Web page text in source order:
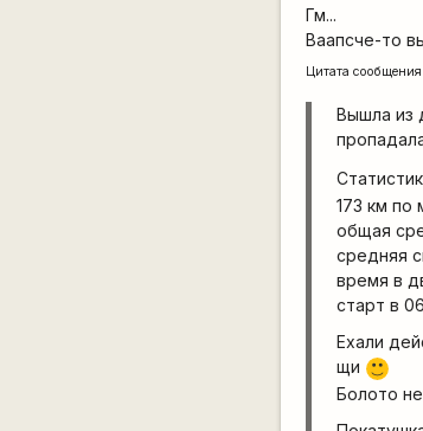
Гм...
Ваапсче-то
Цитата сообщения
Вышла из
173 км по
общая
средняя
время в
старт в
Ехали
щи
:)
Болото